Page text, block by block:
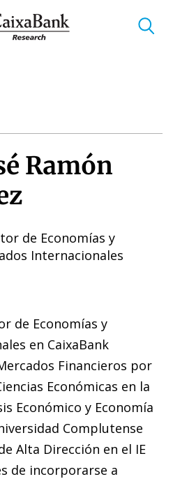
Ramón
de Economías y
Internacionales
de Economías y
en CaixaBank
Financieros por
Económicas en la
Económico y Economía
Complutense
Alta Dirección en el IE
de incorporarse a